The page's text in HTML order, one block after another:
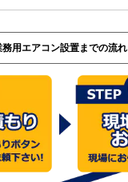
務用エアコン設置までの流れ